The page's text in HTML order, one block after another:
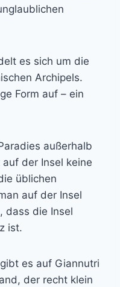
es sich um die
Archipels.
Form auf – ein
außerhalb
der Insel keine
üblichen
auf der Insel
dass die Insel
ist.
es auf Giannutri
der recht klein